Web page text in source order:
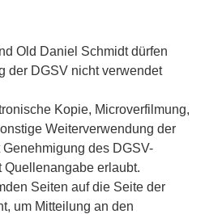
Old Daniel Schmidt dürfen
der DGSV nicht verwendet
Kopie, Microverfilmung,
Weiterverwendung der
Genehmigung des DGSV-
Quellenangabe erlaubt.
Seiten auf die Seite der
um Mitteilung an den